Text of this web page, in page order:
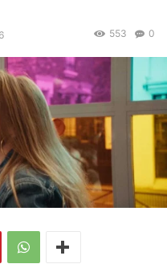
0
553